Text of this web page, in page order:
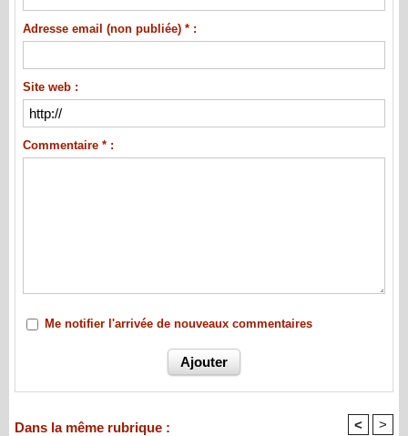
Adresse email (non publiée) * :
Site web :
Commentaire * :
Me notifier l'arrivée de nouveaux commentaires
Dans la même rubrique : < >